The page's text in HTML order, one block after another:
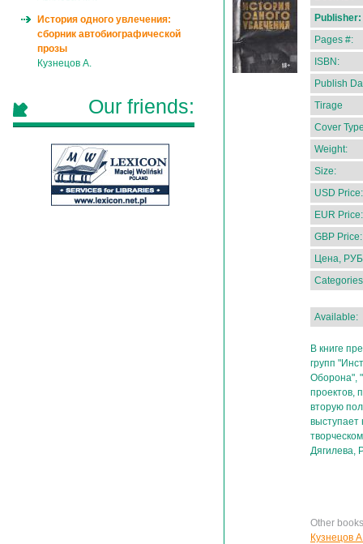
Publisher:
Pages #:
ISBN:
Publish
Tirage
Cover
Weight:
Size:
USD Price:
EUR Price:
GBP Price:
Цена,
Available:
В книге
групп
Оборона",
проектов,
вторую
выступает
Дягилева,
Other
Кузнецов
История одного увлечения:
сборник автобиографической
прозы
Кузнецов А.
Our friends: